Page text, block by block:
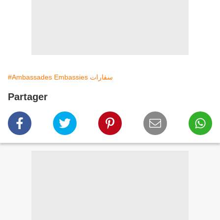
#Ambassades Embassies سفارات
Partager